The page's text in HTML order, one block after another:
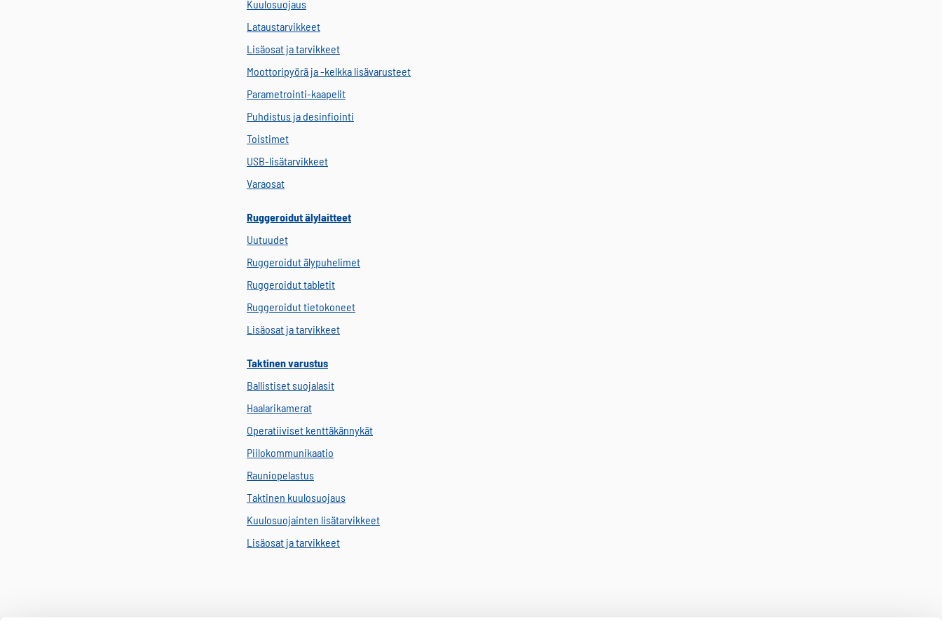
Kuulosuojaus
Lataustarvikkeet
Lisäosat ja tarvikkeet
Moottoripyörä ja -kelkka lisävarusteet
Parametrointi-kaapelit
Puhdistus ja desinfiointi
Toistimet
USB-lisätarvikkeet
Varaosat
Ruggeroidut älylaitteet
Uutuudet
Ruggeroidut älypuhelimet
Ruggeroidut tabletit
Ruggeroidut tietokoneet
Lisäosat ja tarvikkeet
Taktinen varustus
Ballistiset suojalasit
Haalarikamerat
Operatiiviset kenttäkännykät
Piilokommunikaatio
Rauniopelastus
Taktinen kuulosuojaus
Kuulosuojainten lisätarvikkeet
Lisäosat ja tarvikkeet